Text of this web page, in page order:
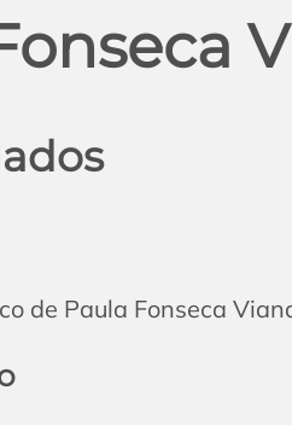
de Paula Fonseca